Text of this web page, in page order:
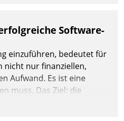
Software-
einzuführen, bedeutet für
nicht nur finanziellen,
Aufwand. Es ist eine
muss. Das Ziel: die
Geschäftsabläufe. Damit
einige Grundregeln